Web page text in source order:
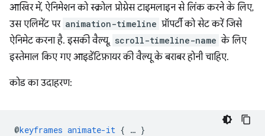
आखिर में, ऐनिमेशन को स्क्रोल प्रोग्रेस टाइमलाइन से लिंक करने के लिए,
उस एलिमेंट पर animation-timeline प्रॉपर्टी को सेट करें जिसे
ऐनिमेट करना है. इसकी वैल्यू, scroll-timeline-name के लिए
इस्तेमाल किए गए आइडेंटिफ़ायर की वैल्यू के बराबर होनी चाहिए.
कोड का उदाहरण:
@keyframes animate-it { … }